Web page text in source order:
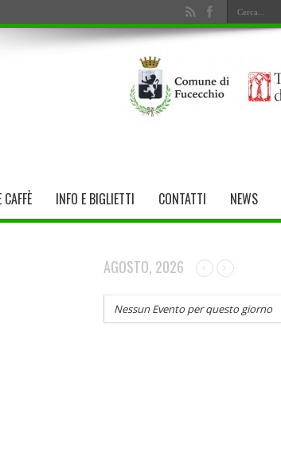
INFO E BIGLIETTI CONTATTI NEWS
AGOSTO, 2026
Nessun Evento per questo giorno